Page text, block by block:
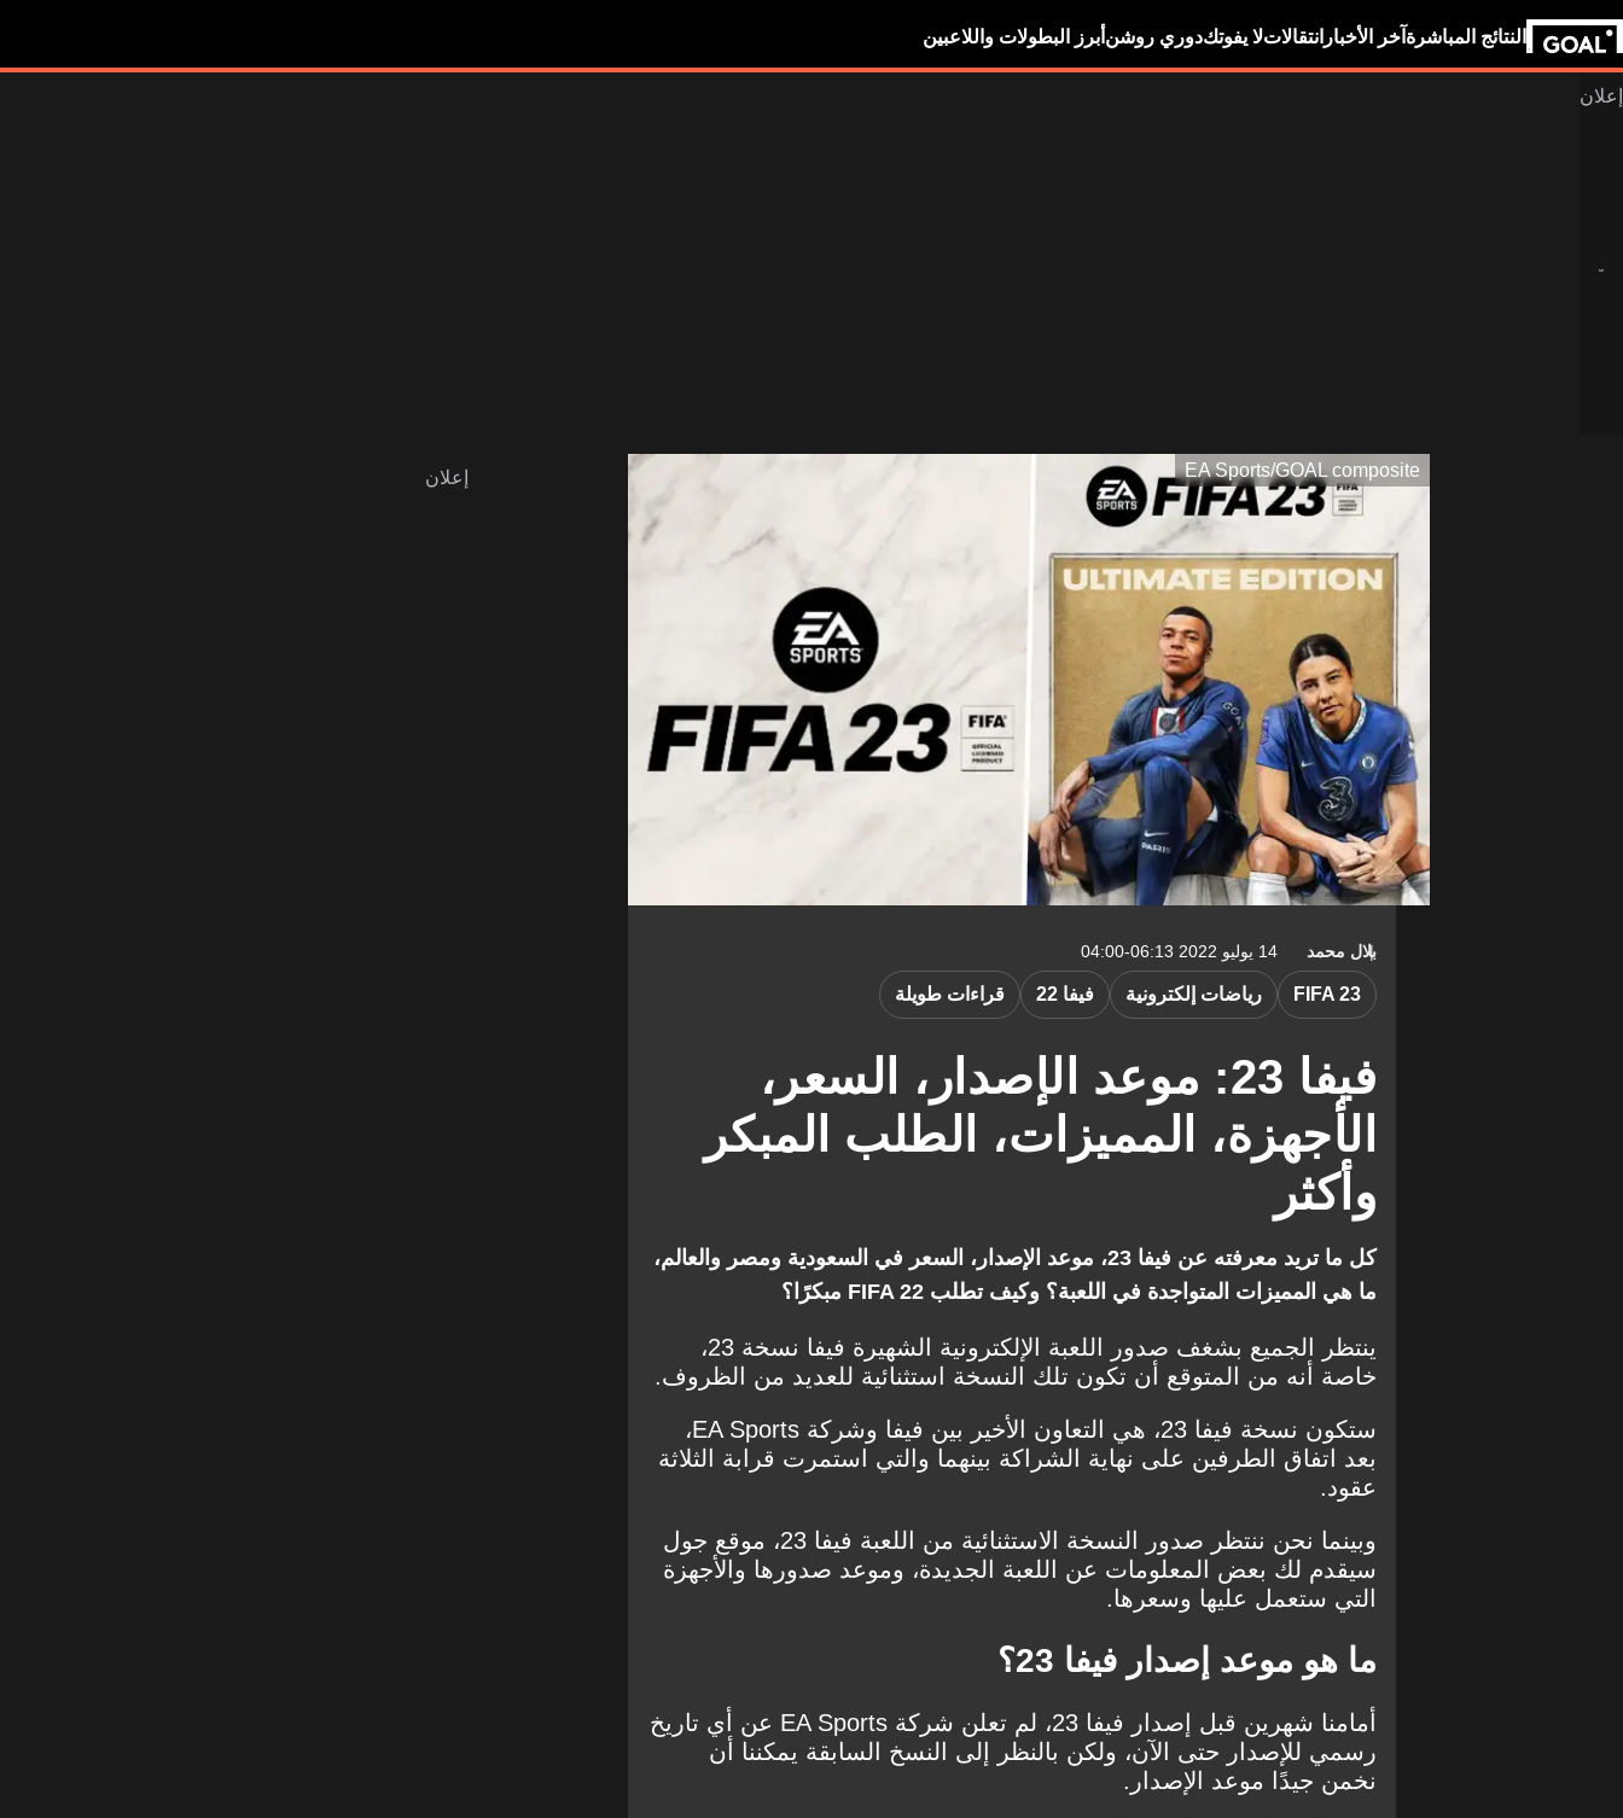
النتائج المباشرة آخر الأخبار انتقالاتلا يفوتكدوري روشن أبرز البطولات واللاعبين
EA Sports/GOAL composite
بلال محمد 14 يوليو 2022 06:13-04:00
فيفا 23: موعد الإصدار، السعر،
الأجهزة، المميزات، الطلب المبكر
وأكثر
FIFA 23 رياضات إلكترونية فيفا 22 قراءات طويلة
كل ما تريد معرفته عن فيفا 23، موعد الإصدار، السعر في السعودية ومصر والعالم،
ما هي المميزات المتواجدة في اللعبة؟ وكيف تطلب FIFA 22 مبكرًا؟
ينتظر الجميع بشغف صدور اللعبة الإلكترونية الشهيرة فيفا نسخة 23،
خاصة أنه من المتوقع أن تكون تلك النسخة استثنائية للعديد من الظروف.
ستكون نسخة فيفا 23، هي التعاون الأخير بين فيفا وشركة EA Sports،
بعد اتفاق الطرفين على نهاية الشراكة بينهما والتي استمرت قرابة الثلاثة
عقود.
وبينما نحن ننتظر صدور النسخة الاستثنائية من اللعبة فيفا 23، موقع جول
سيقدم لك بعض المعلومات عن اللعبة الجديدة، وموعد صدورها والأجهزة
التي ستعمل عليها وسعرها.
ما هو موعد إصدار فيفا 23؟
أمامنا شهرين قبل إصدار فيفا 23، لم تعلن شركة EA Sports عن أي تاريخ
رسمي للإصدار حتى الآن، ولكن بالنظر إلى النسخ السابقة يمكننا أن
نخمن جيدًا موعد الإصدار.